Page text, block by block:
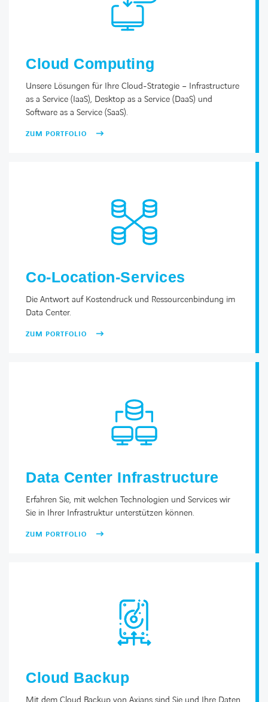
Cloud Computing
Unsere Lösungen für Ihre Cloud-Strategie – Infrastructure
as a Service (IaaS), Desktop as a Service (DaaS) und
Software as a Service (SaaS).
ZUM PORTFOLIO
Co-Location-Services
Die Antwort auf Kostendruck und Ressourcenbindung im
Data Center.
ZUM PORTFOLIO
Data Center Infrastructure
Erfahren Sie, mit welchen Technologien und Services wir
Sie in Ihrer Infrastruktur unterstützen können.
ZUM PORTFOLIO
Cloud Backup